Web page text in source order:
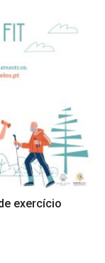
exercício